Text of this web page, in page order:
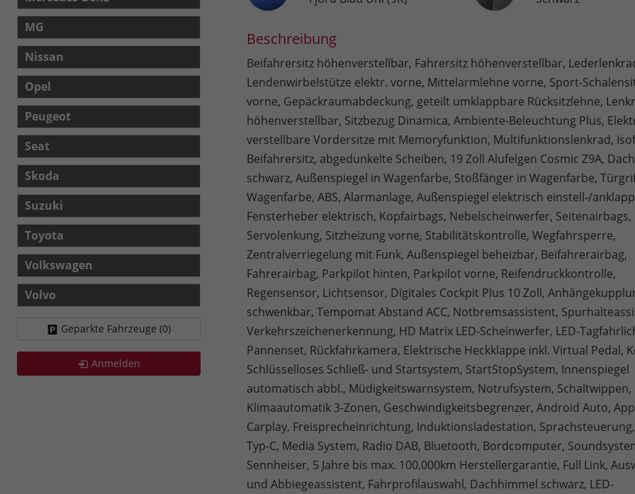
Beschreibung
Beifahrersitz höhenverstellbar, Fahrersitz höhenverstellbar,
Lendenwirbelstütze elektr. vorne, Mittelarmlehne vorne, Sport-
vorne, Gepäckraumabdeckung, geteilt umklappbare Rücksitzlehne,
höhenverstellbar, Sitzbezug Dinamica, Ambiente-Beleuchtung Plus,
verstellbare Vordersitze mit Memoryfunktion, Multifunktionslenkrad,
Beifahrersitz, abgedunkelte Scheiben, 19 Zoll Alufelgen Cosmic Z9A,
schwarz, Außenspiegel in Wagenfarbe, Stoßfänger in Wagenfarbe,
Wagenfarbe, ABS, Alarmanlage, Außenspiegel elektrisch einstell-/
Fensterheber elektrisch, Kopfairbags, Nebelscheinwerfer, Seitenairbags,
Servolenkung, Sitzheizung vorne, Stabilitätskontrolle, Wegfahrsperre,
Zentralverriegelung mit Funk, Außenspiegel beheizbar, Beifahrerairbag,
Fahrerairbag, Parkpilot hinten, Parkpilot vorne, Reifendruckkontrolle,
Regensensor, Lichtsensor, Digitales Cockpit Plus 10 Zoll,
schwenkbar, Tempomat Abstand ACC, Notbremsassistent,
Verkehrszeichenerkennung, HD Matrix LED-Scheinwerfer, LED-
Pannenset, Rückfahrkamera, Elektrische Heckklappe inkl. Virtual Pedal,
Schlüsselloses Schließ- und Startsystem, StartStopSystem, Innenspiegel
automatisch abbl., Müdigkeitswarnsystem, Notrufsystem, Schaltwippen,
Klimaautomatik 3-Zonen, Geschwindigkeitsbegrenzer, Android Auto,
Carplay, Freisprecheinrichtung, Induktionsladestation, Sprachsteuerung,
Typ-C, Media System, Radio DAB, Bluetooth, Bordcomputer,
Sennheiser, 5 Jahre bis max. 100.000km Herstellergarantie, Full Link,
und Abbiegeassistent, Fahrprofilauswahl, Dachhimmel schwarz, LED-
MG
Nissan
Opel
Peugeot
Seat
Skoda
Suzuki
Toyota
Volkswagen
Volvo
Geparkte Fahrzeuge (0)
Anmelden